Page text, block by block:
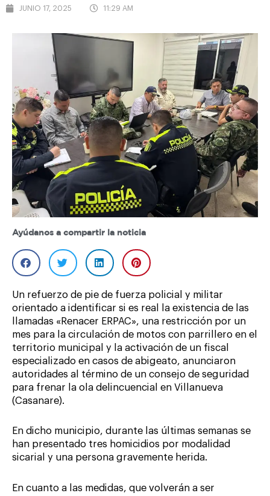
JUNIO 17, 2025 11:29 AM
Ayúdanos a compartir la noticia
Un refuerzo de pie de fuerza policial y militar
orientado a identificar si es real la existencia de las
llamadas «Renacer ERPAC», una restricción por un
mes para la circulación de motos con parrillero en el
territorio municipal y la activación de un fiscal
especializado en casos de abigeato, anunciaron
autoridades al término de un consejo de seguridad
para frenar la ola delincuencial en Villanueva
(Casanare).
En dicho municipio, durante las últimas semanas se
han presentado tres homicidios por modalidad
sicarial y una persona gravemente herida.
En cuanto a las medidas, que volverán a ser